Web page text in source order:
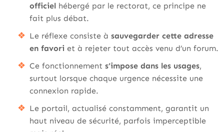
officiel hébergé par le rectorat, ce principe ne
fait plus débat.
Le réflexe consiste à sauvegarder cette adresse
en favori et à rejeter tout accès venu d’un forum.
Ce fonctionnement s’impose dans les usages,
surtout lorsque chaque urgence nécessite une
connexion rapide.
Le portail, actualisé constamment, garantit un
haut niveau de sécurité, parfois imperceptible